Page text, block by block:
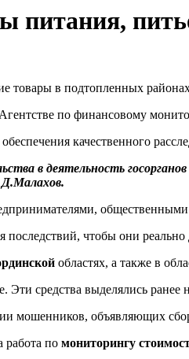
по финансовому
качественного
в деятельность
Д.Малахов.
чтобы они
областях, а также в
Эти средства выделялись
мошенников, объявляющих
работа по мониторингу